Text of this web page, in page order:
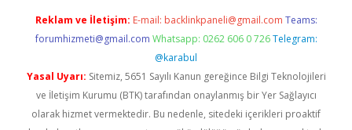
Reklam ve İletişim: E-mail: backlinkpaneli@gmail.com Teams:
forumhizmeti@gmail.com Whatsapp: 0262 606 0 726 Telegram:
@karabul
Yasal Uyarı: Sitemiz, 5651 Sayılı Kanun gereğince Bilgi Teknolojileri
ve İletişim Kurumu (BTK) tarafından onaylanmış bir Yer Sağlayıcı
olarak hizmet vermektedir. Bu nedenle, sitedeki içerikleri proaktif